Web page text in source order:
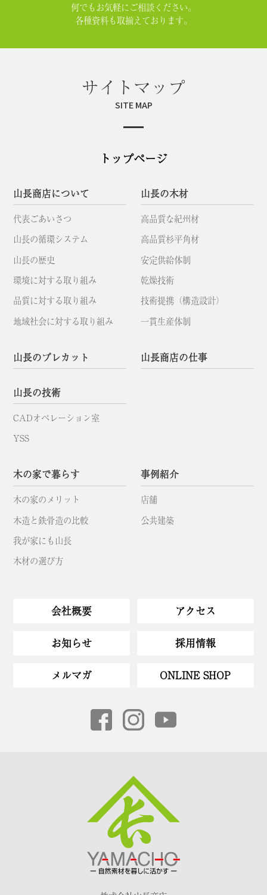
何でもお気軽にご相談ください。
各種資料も取揃えております。
サイトマップ
SITE MAP
トップページ
山長商店について
代表ごあいさつ
山長の循環システム
山長の歴史
環境に対する取り組み
品質に対する取り組み
地域社会に対する取り組み
山長の木材
高品質な紀州材
高品質杉平角材
安定供給体制
乾燥技術
技術提携（構造設計）
一貫生産体制
山長のプレカット
山長の技術
CADオペレーション室
YSS
山長商店の仕事
木の家で暮らす
木の家のメリット
木造と鉄骨造の比較
我が家にも山長
木材の選び方
事例紹介
店舗
公共建築
会社概要 アクセス
お知らせ 採用情報
メルマガ ONLINE SHOP